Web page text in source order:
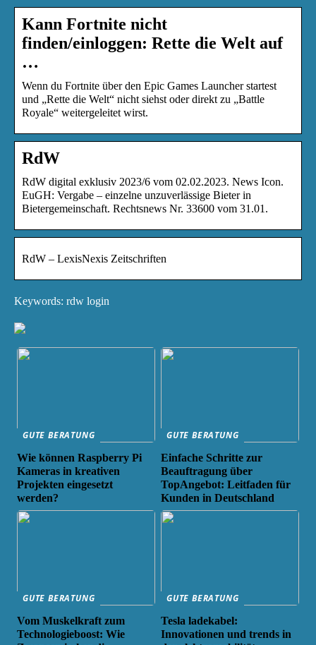
Kann Fortnite nicht
finden/einloggen: Rette die Welt auf
…
Wenn du Fortnite über den Epic Games Launcher startest
und „Rette die Welt“ nicht siehst oder direkt zu „Battle
Royale“ weitergeleitet wirst.
RdW
RdW digital exklusiv 2023/6 vom 02.02.2023. News Icon.
EuGH: Vergabe – einzelne unzuverlässige Bieter in
Bietergemeinschaft. Rechtsnews Nr. 33600 vom 31.01.
RdW – LexisNexis Zeitschriften
Keywords: rdw login
GUTE BERATUNG
Wie können Raspberry Pi
Kameras in kreativen
Projekten eingesetzt
werden?
GUTE BERATUNG
Einfache Schritte zur
Beauftragung über
TopAngebot: Leitfaden für
Kunden in Deutschland
GUTE BERATUNG
Vom Muskelkraft zum
Technologieboost: Wie
GUTE BERATUNG
Tesla ladekabel:
Innovationen und trends in